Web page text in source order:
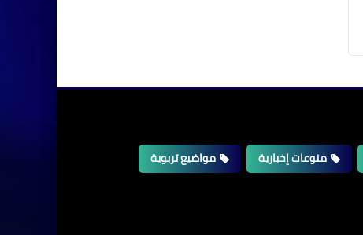
منوعات إخبارية
مواضيع تربوية